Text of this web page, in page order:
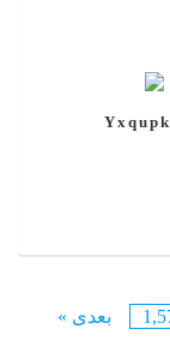
بعدی »